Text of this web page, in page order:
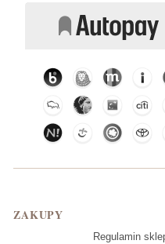
Linki w stopce
ZAKUPY
Regulamin